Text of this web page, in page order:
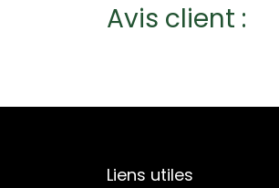
Avis client :
Liens utiles